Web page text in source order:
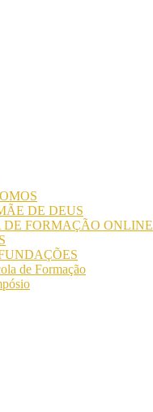
DE DEUS
DE FORMAÇÃO ONLINE
de Formação